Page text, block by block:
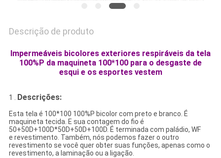
Descrição de produto
Impermeáveis bicolores exteriores respiráveis da tela
100%P da maquineta 100*100 para o desgaste de
esqui e os esportes vestem
1 . Descrições:
Esta tela é 100*100 100%P bicolor com preto e branco. É
maquineta tecida. E sua contagem do fio é
50+50D+100D*50D+50D+100D. É terminada com paládio, WF
e revestimento. Também, nós podemos fazer o outro
revestimento se você quer obter suas funções, apenas como o
revestimento, a laminação ou a ligação.